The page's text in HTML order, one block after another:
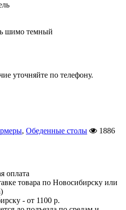
шимо темный
уточняйте по телефону.
, Обеденные столы
1886
оплата
товара по Новосибирску или
- от 1100 р.